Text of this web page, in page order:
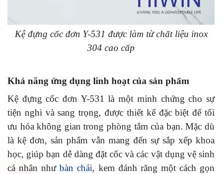
Kệ đựng cốc đơn Y-531 được làm từ chất liệu inox
304 cao cấp
Khả năng ứng dụng linh hoạt của sản phẩm
Kệ đựng cốc đơn Y-531 là một minh chứng cho sự
tiện nghi và sang trọng, được thiết kế đặc biệt để tối
ưu hóa không gian trong phòng tắm của bạn. Mặc dù
là kệ đơn, sản phẩm vẫn mang đến sự sắp xếp khoa
học, giúp bạn dễ dàng đặt cốc và các vật dụng vệ sinh
cá nhân nhưbàn chải, kem đánh răng một cách gọn